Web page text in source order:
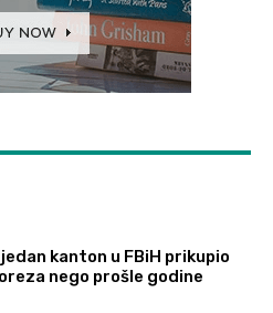
kanton u FBiH prikupio
nego prošle godine